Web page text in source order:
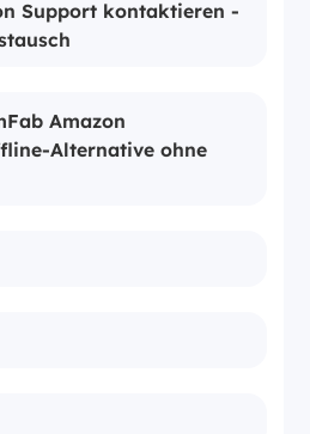
Support kontaktieren -
Amazon
Alternative ohne